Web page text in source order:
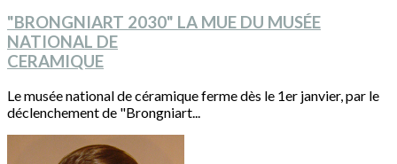
"BRONGNIART 2030" LA MUE DU MUSÉE
NATIONAL DE
CERAMIQUE
Le musée national de céramique ferme dès le 1er janvier, par le
déclenchement de "Brongniart...